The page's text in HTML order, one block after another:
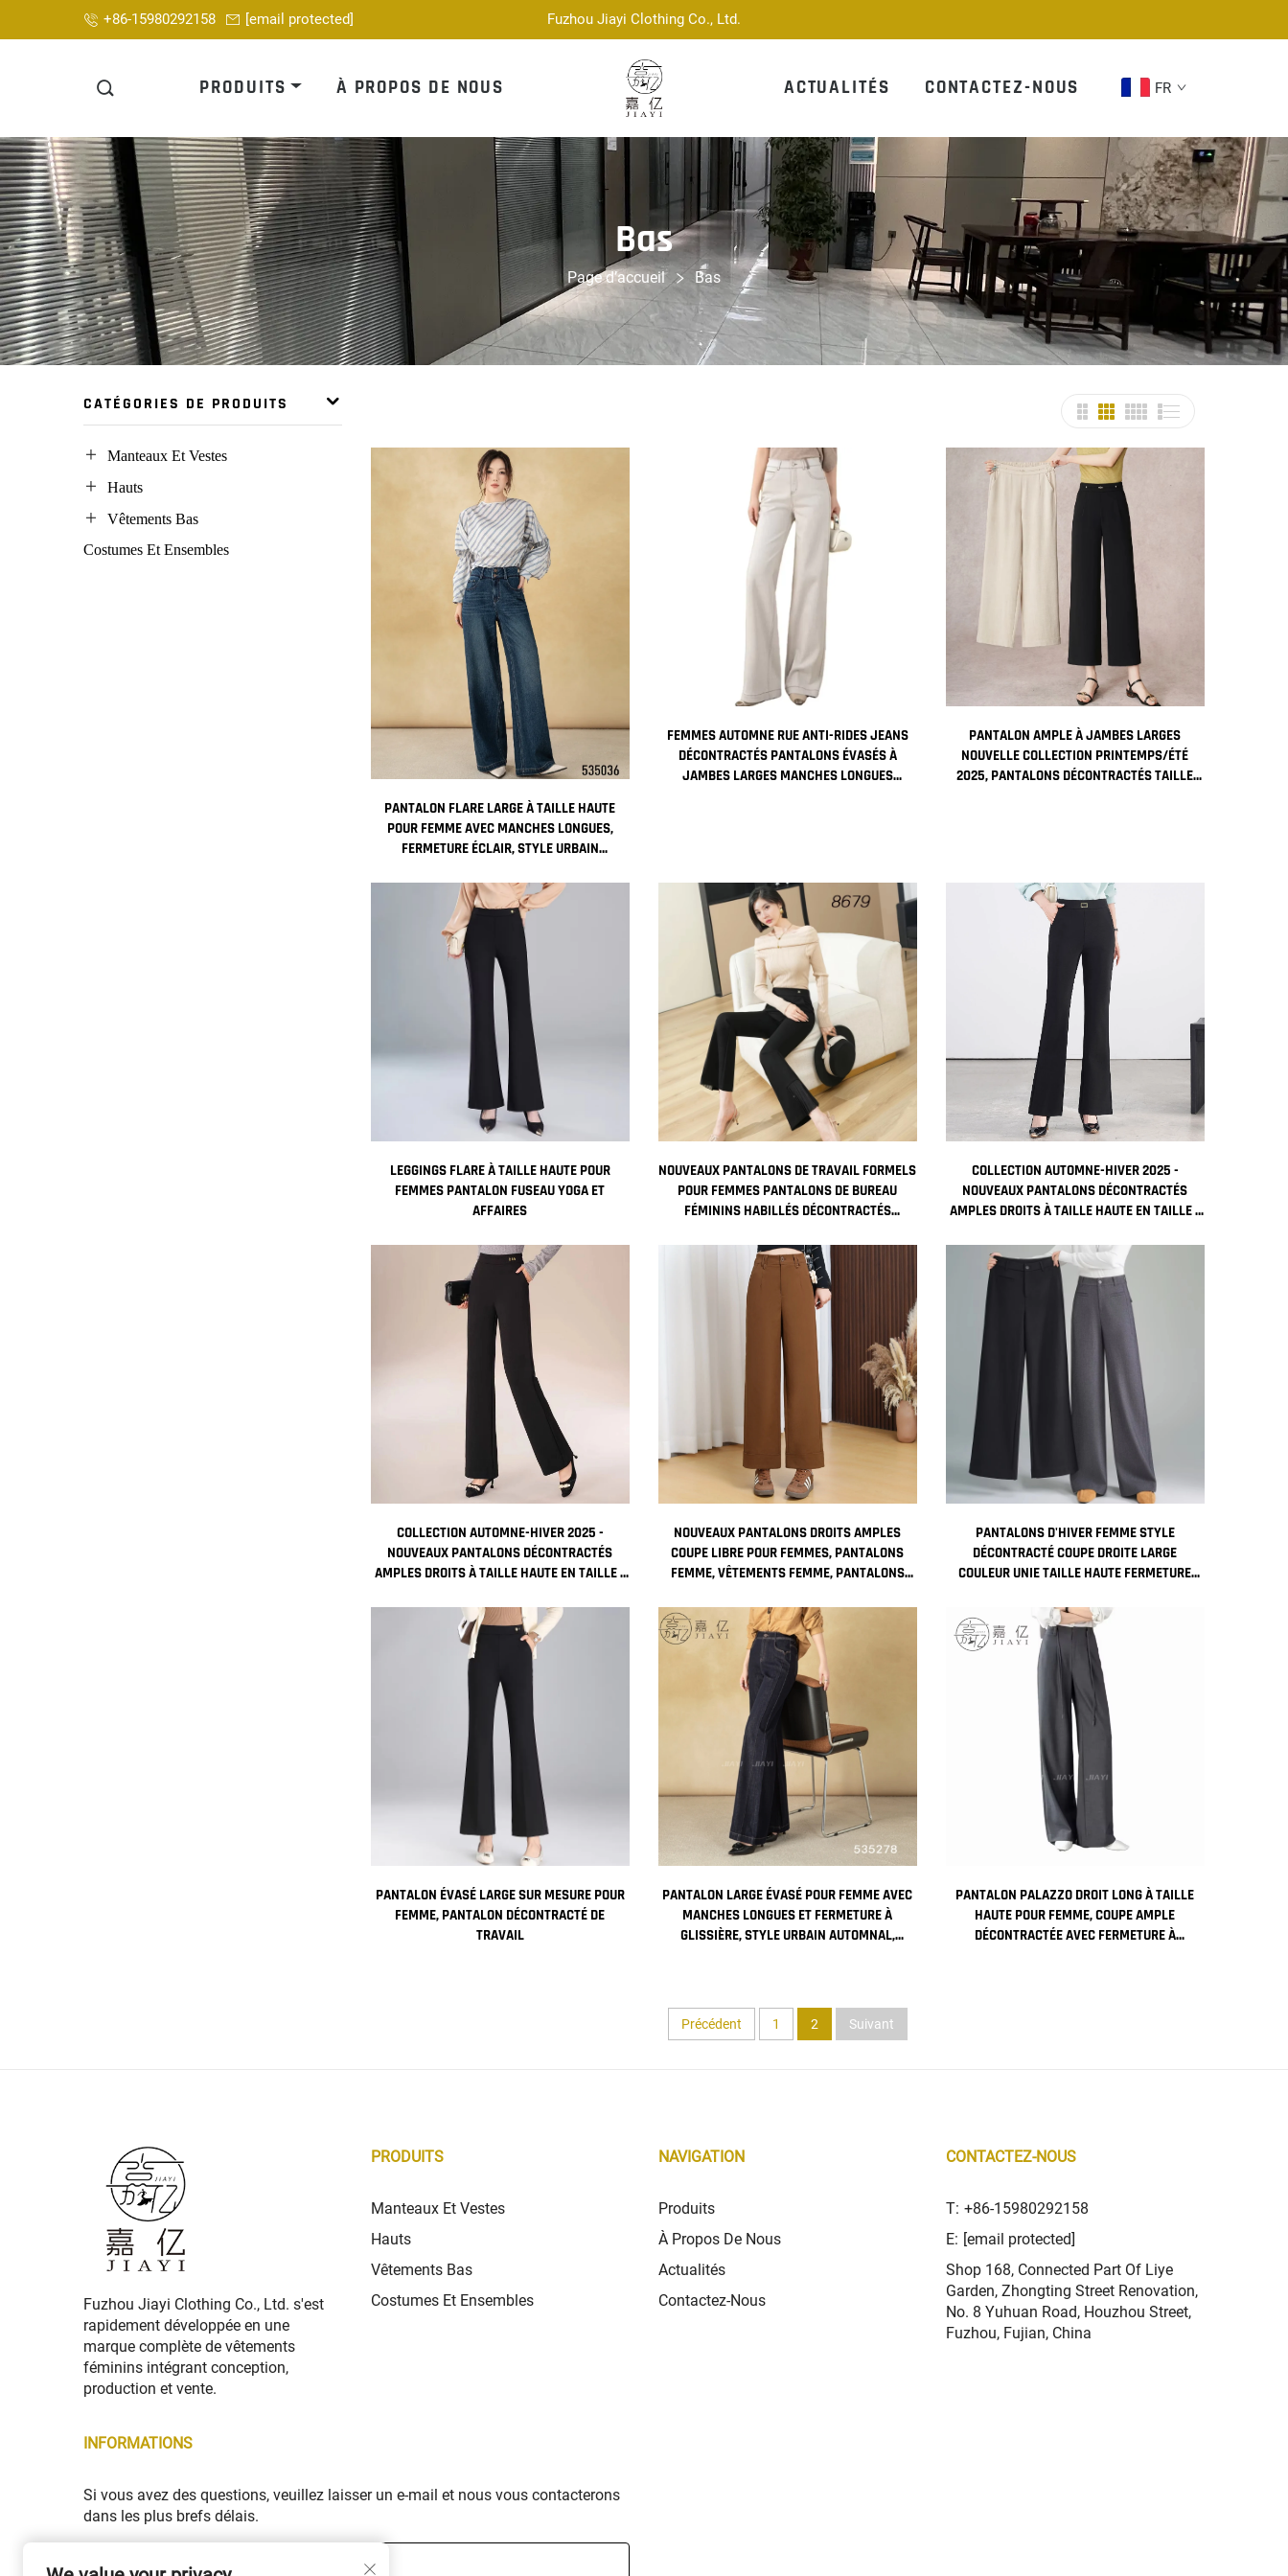
+86-15980292158 [email protected] Fuzhou Jiayi Clothing Co., Ltd.
PRODUITS À PROPOS DE NOUS ACTUALITÉS CONTACTEZ-NOUS FR
Bas
Page d’accueil Bas
CATÉGORIES DE PRODUITS
Manteaux Et Vestes
Hauts
Vêtements Bas
Costumes Et Ensembles
PANTALON FLARE LARGE À TAILLE HAUTE
POUR FEMME AVEC MANCHES LONGUES,
FERMETURE ÉCLAIR, STYLE URBAIN
FEMMES AUTOMNE RUE ANTI-RIDES JEANS
DÉCONTRACTÉS PANTALONS ÉVASÉS À
JAMBES LARGES MANCHES LONGUES
PANTALON AMPLE À JAMBES LARGES
NOUVELLE COLLECTION PRINTEMPS/ÉTÉ
2025, PANTALONS DÉCONTRACTÉS TAILLE
LEGGINGS FLARE À TAILLE HAUTE POUR
FEMMES PANTALON FUSEAU YOGA ET
AFFAIRES
NOUVEAUX PANTALONS DE TRAVAIL FORMELS
POUR FEMMES PANTALONS DE BUREAU
FÉMININS HABILLÉS DÉCONTRACTÉS
COLLECTION AUTOMNE-HIVER 2025 -
NOUVEAUX PANTALONS DÉCONTRACTÉS
AMPLES DROITS À TAILLE HAUTE EN TAILLE -
COLLECTION AUTOMNE-HIVER 2025 -
NOUVEAUX PANTALONS DÉCONTRACTÉS
AMPLES DROITS À TAILLE HAUTE EN TAILLE -
NOUVEAUX PANTALONS DROITS AMPLES
COUPE LIBRE POUR FEMMES, PANTALONS
FEMME, VÊTEMENTS FEMME, PANTALONS
PANTALONS D'HIVER FEMME STYLE
DÉCONTRACTÉ COUPE DROITE LARGE
COULEUR UNIE TAILLE HAUTE FERMETURE
LONGS
PANTALON ÉVASÉ LARGE SUR MESURE POUR
FEMME, PANTALON DÉCONTRACTÉ DE
TRAVAIL
PANTALON LARGE ÉVASÉ POUR FEMME AVEC
MANCHES LONGUES ET FERMETURE À
GLISSIÈRE, STYLE URBAIN AUTOMNAL,
PANTALON PALAZZO DROIT LONG À TAILLE
HAUTE POUR FEMME, COUPE AMPLE
DÉCONTRACTÉE AVEC FERMETURE À
Précédent 1 2 Suivant
Fuzhou Jiayi Clothing Co., Ltd. s'est
rapidement développée en une
marque complète de vêtements
féminins intégrant conception,
production et vente.
PRODUITS
Manteaux Et Vestes
Hauts
Vêtements Bas
Costumes Et Ensembles
NAVIGATION
Produits
À Propos De Nous
Actualités
Contactez-Nous
CONTACTEZ-NOUS
T: +86-15980292158
E: [email protected]
Shop 168, Connected Part Of Liye
Garden, Zhongting Street Renovation,
No. 8 Yuhuan Road, Houzhou Street,
Fuzhou, Fujian, China
INFORMATIONS
Si vous avez des questions, veuillez laisser un e-mail et nous vous contacterons
dans les plus brefs délais.
Votre e-mail *